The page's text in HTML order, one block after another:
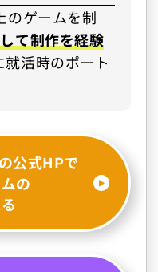
のゲームを制
て制作を経験
活時のポート
公式HPで
の